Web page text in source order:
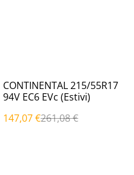
%
CONTINENTAL 215/55R17
94V EC6 EVc (Estivi)
147,07 €261,08 €